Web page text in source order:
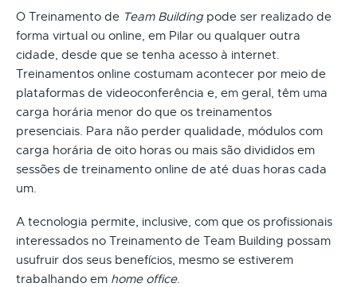
O Treinamento de Team Building pode ser realizado de
forma virtual ou online, em Pilar ou qualquer outra
cidade, desde que se tenha acesso à internet.
Treinamentos online costumam acontecer por meio de
plataformas de videoconferência e, em geral, têm uma
carga horária menor do que os treinamentos
presenciais. Para não perder qualidade, módulos com
carga horária de oito horas ou mais são divididos em
sessões de treinamento online de até duas horas cada
um.
A tecnologia permite, inclusive, com que os profissionais
interessados no Treinamento de Team Building possam
usufruir dos seus benefícios, mesmo se estiverem
trabalhando em home office.